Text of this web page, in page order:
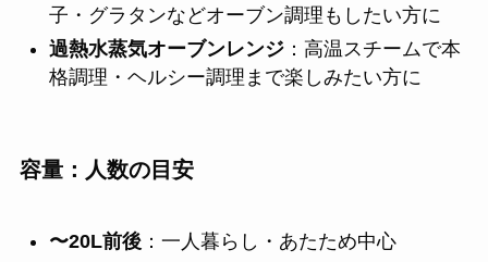
子・グラタンなどオーブン調理もしたい方に
過熱水蒸気オーブンレンジ：高温スチームで本
格調理・ヘルシー調理まで楽しみたい方に
容量：人数の目安
〜20L前後：一人暮らし・あたため中心